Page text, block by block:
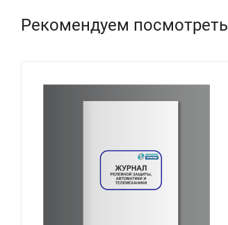
Рекомендуем посмотреть